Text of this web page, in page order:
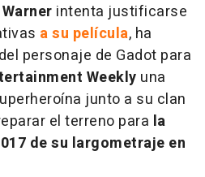
Warner intenta justificarse
a su película, ha
personaje de Gadot para
Weekly una
junto a su clan
el terreno para la
de su largometraje en